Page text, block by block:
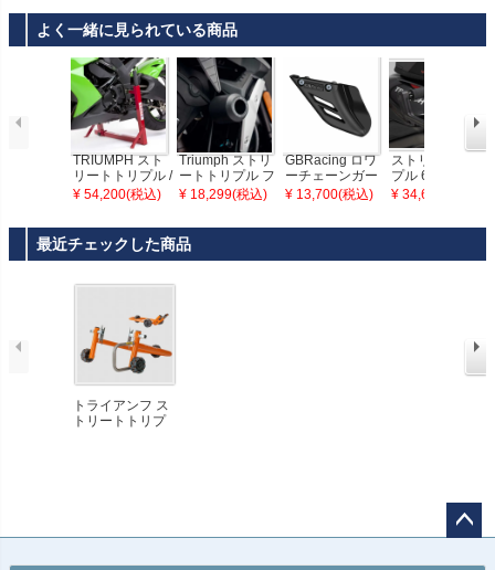
よく一緒に見られている商品
TRIUMPH スト
リートトリプル /
デイトナ スーパ
ーバイクスタン
スタンド
¥ 54,200(税込)
Triumph ストリ
ートトリプル フ
レームスライダ
ー(クラッシュプ
votech Performa
nce
¥ 18,299(税込)
GBRacing ロワ
ーチェーンガー
ド TRIUMPH Da
ytona 675R
¥ 13,700(税込)
ストリートトリ
プル 660/765 ハ
ンドルレバーガ
ード SW-MOTE
¥ 34,600(税込)
最近チェックした商品
トライアンフ ス
トリートトリプ